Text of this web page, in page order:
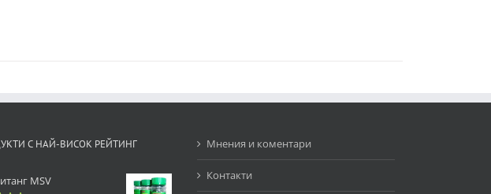
С НАЙ-ВИСОК РЕЙТИНГ
MSV
Мнения и коментари
Контакти